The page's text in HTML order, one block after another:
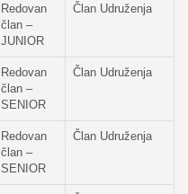
Redovan
član –
JUNIOR
Član Udruženja
Redovan
član –
SENIOR
Član Udruženja
Redovan
član –
SENIOR
Član Udruženja